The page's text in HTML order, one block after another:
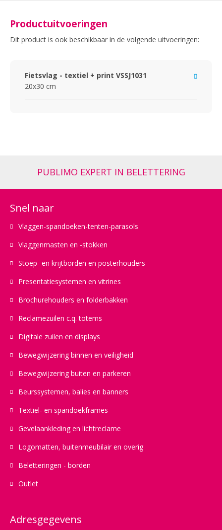
Productuitvoeringen
Dit product is ook beschikbaar in de volgende uitvoeringen:
Fietsvlag - textiel + print VSSJ1031
20x30 cm
PUBLIMO EXPERT IN BELETTERING
Adresgegevens
Snel naar
Vlaggen-spandoeken-tenten-parasols
Vlaggenmasten en -stokken
Stoep- en krijtborden en posterhouders
Presentatiesystemen en vitrines
Brochurehouders en folderbakken
Reclamezuilen c.q. totems
Digitale zuilen en displays
Bewegwijzering binnen en veiligheid
Bewegwijzering buiten en parkeren
Beurssystemen, balies en banners
Textiel- en spandoekframes
Gevelaankleding en lichtreclame
Logomatten, buitenmeubilair en overig
Beletteringen - borden
Outlet